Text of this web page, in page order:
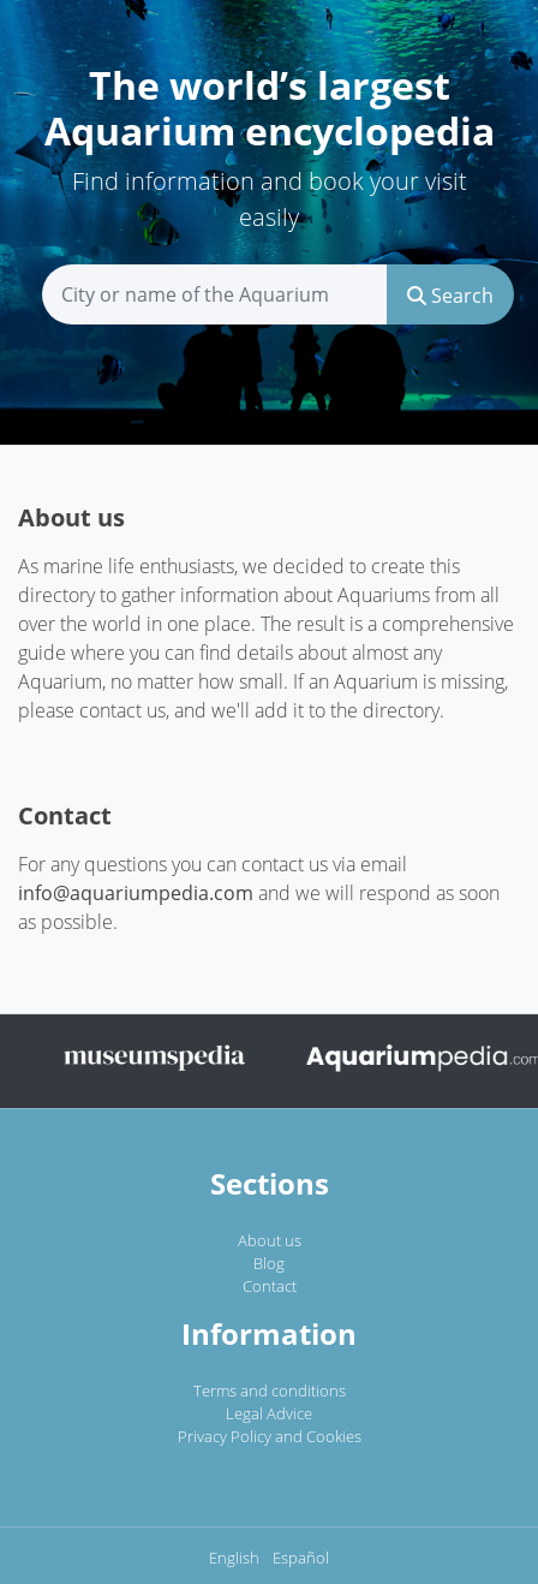
The world’s largest
Aquarium encyclopedia
Find information and book your visit
easily
Search
About us
As marine life enthusiasts, we decided to create this
directory to gather information about Aquariums from all
over the world in one place. The result is a comprehensive
guide where you can find details about almost any
Aquarium, no matter how small. If an Aquarium is missing,
please contact us, and we'll add it to the directory.
Contact
For any questions you can contact us via email
info@aquariumpedia.com and we will respond as soon
as possible.
Sections
About us
Blog
Contact
Information
Terms and conditions
Legal Advice
Privacy Policy and Cookies
English Español